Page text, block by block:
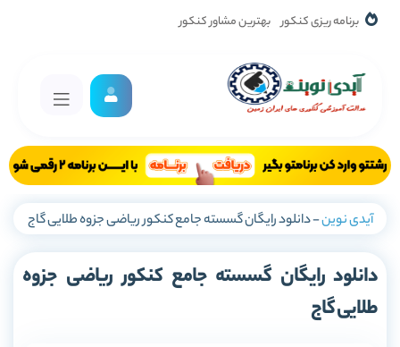
برنامه ریزی کنکور بهترین مشاور کنکور
آیدی نوین-دانلود رایگان گسسته جامع کنکور ریاضی جزوه طلایی گاج
دانلود رایگان گسسته جامع کنکور ریاضی جزوه
طلایی گاج